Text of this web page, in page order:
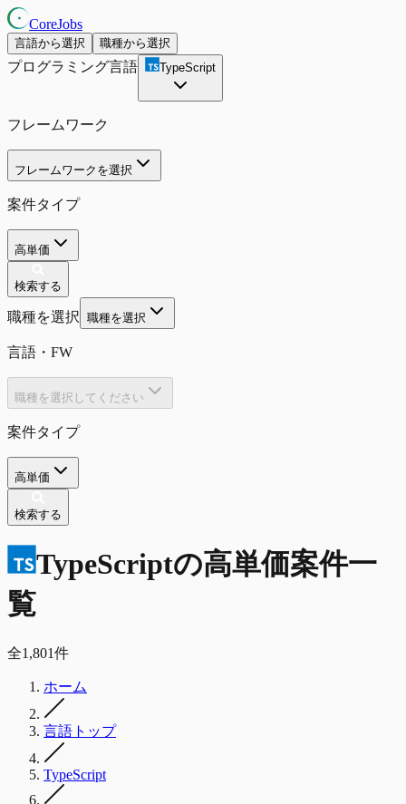
CoreJobs
言語から選択 職種から選択
プログラミング言語 TypeScript
フレームワーク
フレームワークを選択
案件タイプ
高単価
検索する
職種を選択 職種を選択
言語・FW
職種を選択してください
案件タイプ
高単価
検索する
TypeScriptの高単価案件一
覧
全1,801件
ホーム
言語トップ
TypeScript